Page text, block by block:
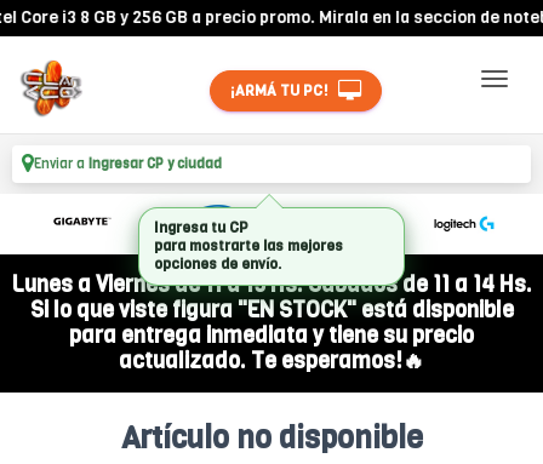
i3 8 GB y 256 GB a precio promo. Mirala en la seccion de
¡ARMÁ TU PC!
Enviar a Ingresar CP y ciudad
Lunes a Viernes de 11 a 19 Hs. Sábados de 11 a 14 Hs.
Si lo que viste figura "EN STOCK" está disponible
para entrega inmediata y tiene su precio
actualizado. Te esperamos!🔥
Artículo no disponible
Ingresa tu CP
para mostrarte las mejores
opciones de envío.